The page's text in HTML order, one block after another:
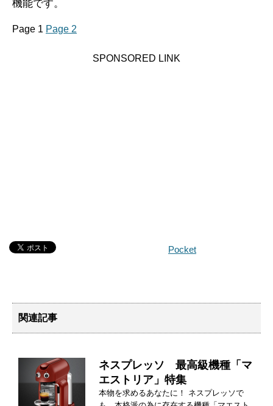
機能です。
Page 1 Page 2
SPONSORED LINK
Pocket
関連記事
ネスプレッソ 最高級機種「マ
エストリア」特集
本物を求めるあなたに！ ネスプレッソで